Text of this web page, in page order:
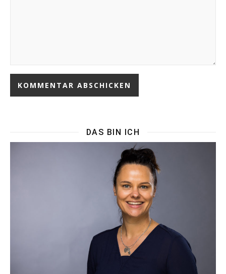
DAS BIN ICH